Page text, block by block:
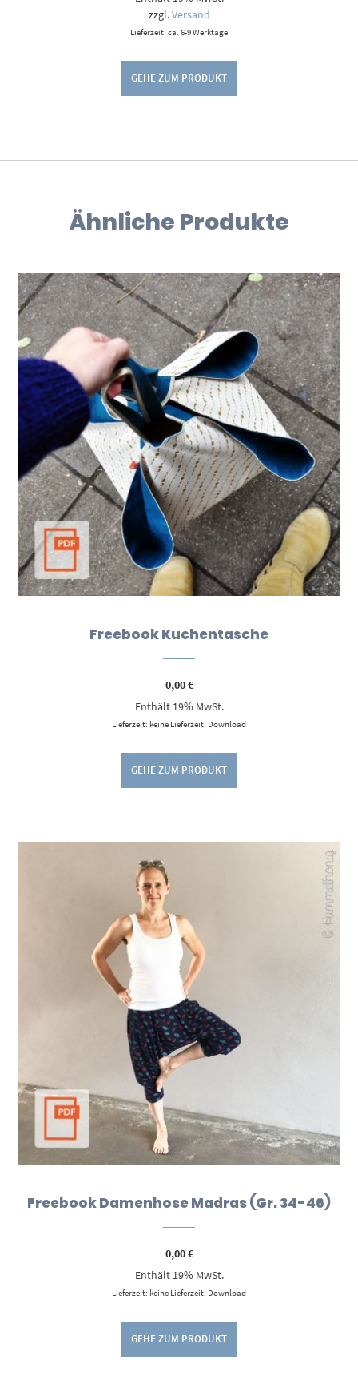
zzgl.Versand
Lieferzeit: ca. 6-9 Werktage
GEHE ZUM PRODUKT
Ähnliche Produkte
Freebook Kuchentasche
0,00€
Enthält 19% MwSt.
Lieferzeit: keine Lieferzeit: Download
GEHE ZUM PRODUKT
Freebook Damenhose Madras (Gr. 34-46)
0,00€
Enthält 19% MwSt.
Lieferzeit: keine Lieferzeit: Download
GEHE ZUM PRODUKT